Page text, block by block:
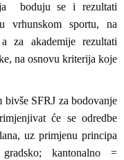
boduju se i rezultati
vrhunskom sportu, na
za akademije rezultati
na osnovu kriterija koje
bivše SFRJ za bodovanje
će se odredbe
uz primjenu principa
kantonalno =